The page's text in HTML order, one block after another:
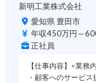
新明工業株式会社
愛知県 豊田市
年収450万円～
正社員
【仕事内容】<業務
・顧客へのサービ